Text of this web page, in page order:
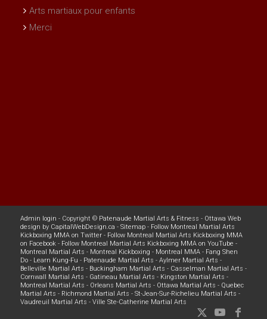
Arts martiaux pour enfants
Merci
Admin login - Copyright © Patenaude Martial Arts & Fitness - Ottawa Web
design by CapitalWebDesign.ca - Sitemap- Follow Montreal Martial Arts
Kickboxing MMA on Twitter- Follow Montreal Martial Arts Kickboxing MMA
on Facebook- Follow Montreal Martial Arts Kickboxing MMA on YouTube -
Montreal Martial Arts - Montreal Kickboxing - Montreal MMA- Fang Shen
Do- Learn Kung-Fu - Patenaude Martial Arts - Aylmer Martial Arts -
Belleville Martial Arts - Buckingham Martial Arts - Casselman Martial Arts -
Cornwall Martial Arts - Gatineau Martial Arts - Kingston Martial Arts -
Montreal Martial Arts - Orleans Martial Arts - Ottawa Martial Arts - Quebec
Martial Arts - Richmond Martial Arts - St-Jean-Sur-Richelieu Martial Arts -
Vaudreuil Martial Arts - Ville Ste-Catherine Martial Arts